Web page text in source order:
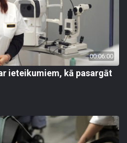
00:06:00
ieteikumiem, kā pasargāt